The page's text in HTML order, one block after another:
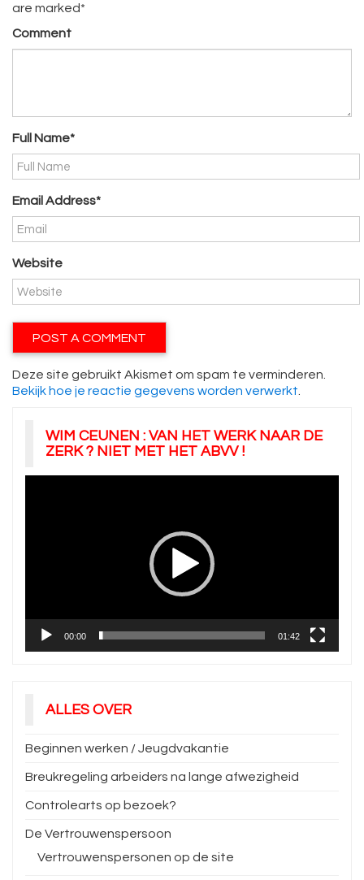
are marked*
Comment
Full Name*
Email Address*
Website
Deze site gebruikt Akismet om spam te verminderen.
Bekijk hoe je reactie gegevens worden verwerkt.
WIM CEUNEN : VAN HET WERK NAAR DE
ZERK ? NIET MET HET ABVV !
00:00 01:42
ALLES OVER
Beginnen werken / Jeugdvakantie
Breukregeling arbeiders na lange afwezigheid
Controlearts op bezoek?
De Vertrouwenspersoon
Vertrouwenspersonen op de site